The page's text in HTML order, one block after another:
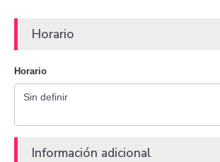
Horario
Horario
Información adicional